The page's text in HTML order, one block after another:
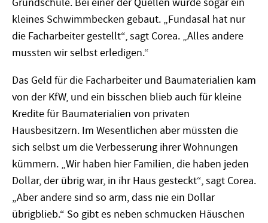
Grundschule. Bei einer der Quellen wurde sogar ein
kleines Schwimmbecken gebaut. „Fundasal hat nur
die Facharbeiter gestellt“, sagt Corea. „Alles andere
mussten wir selbst erledigen.“
Das Geld für die Facharbeiter und Baumaterialien kam
von der KfW, und ein bisschen blieb auch für kleine
Kredite für Baumaterialien von privaten
Hausbesitzern. Im Wesentlichen aber müssten die
sich selbst um die Verbesserung ihrer Wohnungen
kümmern. „Wir haben hier Familien, die haben jeden
Dollar, der übrig war, in ihr Haus gesteckt“, sagt Corea.
„Aber andere sind so arm, dass nie ein Dollar
übrigblieb.“ So gibt es neben schmucken Häuschen